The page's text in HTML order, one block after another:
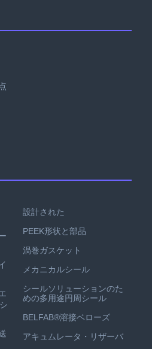
設計された
PEEK形状と部品
渦巻ガスケット
メカニカルシール
シールソリューションのた
めの多用途円周シール
BELFAB®溶接ベローズ
アキュムレータ・リザーバ